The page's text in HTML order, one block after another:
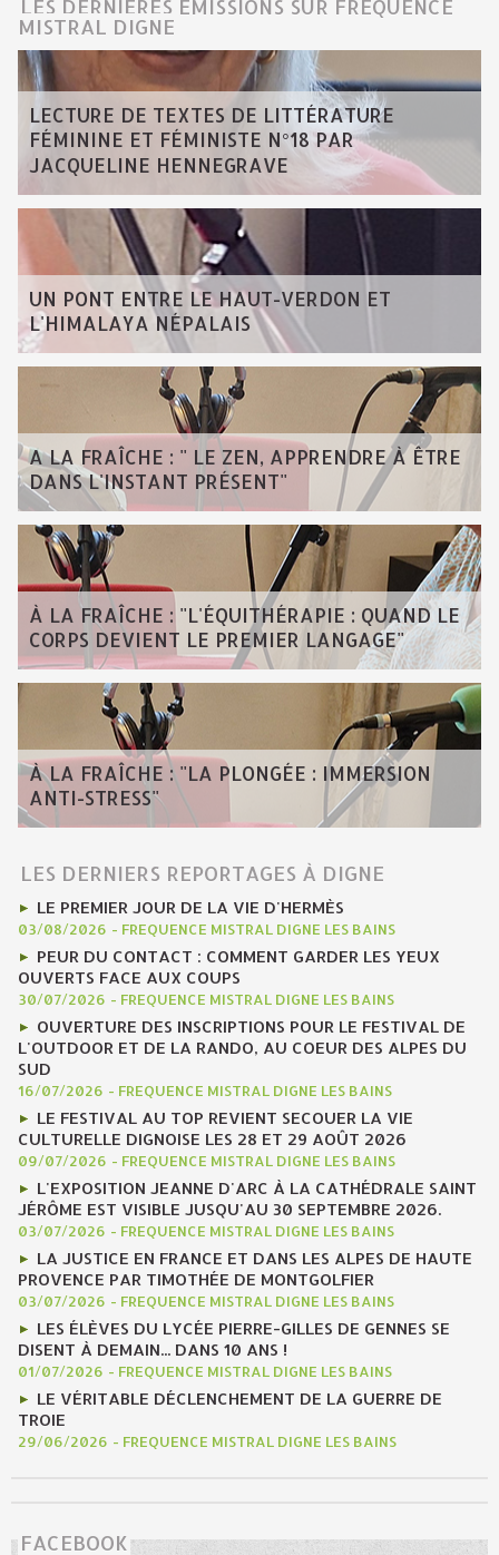
LES DERNIÈRES ÉMISSIONS SUR FRÉQUENCE
MISTRAL DIGNE
LECTURE DE TEXTES DE LITTÉRATURE
FÉMININE ET FÉMINISTE N°18 PAR
JACQUELINE HENNEGRAVE
UN PONT ENTRE LE HAUT-VERDON ET
L'HIMALAYA NÉPALAIS
A LA FRAÎCHE : " LE ZEN, APPRENDRE À ÊTRE
DANS L'INSTANT PRÉSENT"
À LA FRAÎCHE : "L'ÉQUITHÉRAPIE : QUAND LE
CORPS DEVIENT LE PREMIER LANGAGE"
À LA FRAÎCHE : "LA PLONGÉE : IMMERSION
ANTI-STRESS"
LES DERNIERS REPORTAGES À DIGNE
LE PREMIER JOUR DE LA VIE D'HERMÈS
03/08/2026 - FREQUENCE MISTRAL DIGNE LES BAINS
PEUR DU CONTACT : COMMENT GARDER LES YEUX
OUVERTS FACE AUX COUPS
30/07/2026 - FREQUENCE MISTRAL DIGNE LES BAINS
OUVERTURE DES INSCRIPTIONS POUR LE FESTIVAL DE
L'OUTDOOR ET DE LA RANDO, AU COEUR DES ALPES DU
SUD
16/07/2026 - FREQUENCE MISTRAL DIGNE LES BAINS
LE FESTIVAL AU TOP REVIENT SECOUER LA VIE
CULTURELLE DIGNOISE LES 28 ET 29 AOÛT 2026
09/07/2026 - FREQUENCE MISTRAL DIGNE LES BAINS
L'EXPOSITION JEANNE D'ARC À LA CATHÉDRALE SAINT
JÉRÔME EST VISIBLE JUSQU'AU 30 SEPTEMBRE 2026.
03/07/2026 - FREQUENCE MISTRAL DIGNE LES BAINS
LA JUSTICE EN FRANCE ET DANS LES ALPES DE HAUTE
PROVENCE PAR TIMOTHÉE DE MONTGOLFIER
03/07/2026 - FREQUENCE MISTRAL DIGNE LES BAINS
LES ÉLÈVES DU LYCÉE PIERRE-GILLES DE GENNES SE
DISENT À DEMAIN... DANS 10 ANS !
01/07/2026 - FREQUENCE MISTRAL DIGNE LES BAINS
LE VÉRITABLE DÉCLENCHEMENT DE LA GUERRE DE
TROIE
29/06/2026 - FREQUENCE MISTRAL DIGNE LES BAINS
FACEBOOK